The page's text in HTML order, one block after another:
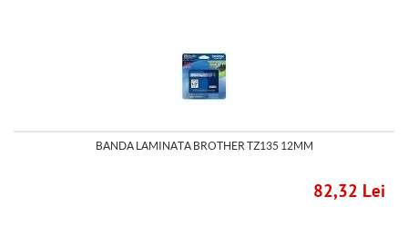
BANDA LAMINATA BROTHER TZ135 12MM
82,32 Lei